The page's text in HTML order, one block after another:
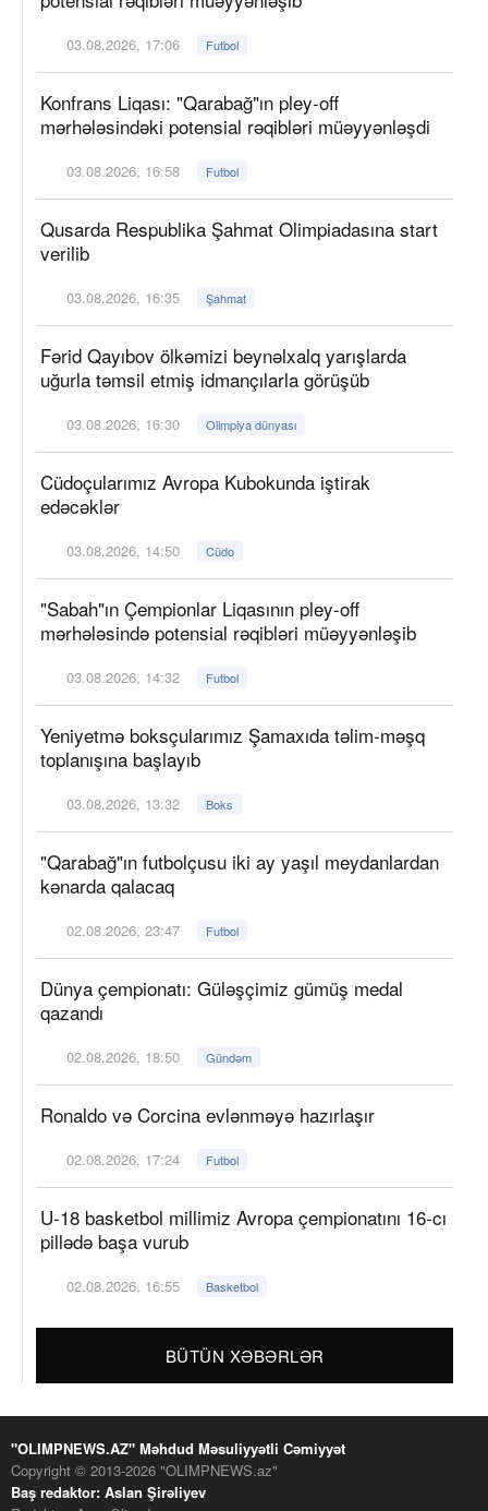
03.08.2026, 17:06 Futbol
Konfrans Liqası: "Qarabağ"ın pley-off
mərhələsindəki potensial rəqibləri müəyyənləşdi
03.08.2026, 16:58 Futbol
Qusarda Respublika Şahmat Olimpiadasına start
verilib
03.08.2026, 16:35 Şahmat
Fərid Qayıbov ölkəmizi beynəlxalq yarışlarda
uğurla təmsil etmiş idmançılarla görüşüb
03.08.2026, 16:30 Olimpiya dünyası
Cüdoçularımız Avropa Kubokunda iştirak
edəcəklər
03.08.2026, 14:50 Cüdo
"Sabah"ın Çempionlar Liqasının pley-off
mərhələsində potensial rəqibləri müəyyənləşib
03.08.2026, 14:32 Futbol
Yeniyetmə boksçularımız Şamaxıda təlim-məşq
toplanışına başlayıb
03.08.2026, 13:32 Boks
"Qarabağ"ın futbolçusu iki ay yaşıl meydanlardan
kənarda qalacaq
02.08.2026, 23:47 Futbol
Dünya çempionatı: Güləşçimiz gümüş medal
qazandı
02.08.2026, 18:50 Gündəm
Ronaldo və Corcina evlənməyə hazırlaşır
02.08.2026, 17:24 Futbol
U-18 basketbol millimiz Avropa çempionatını 16-cı
pillədə başa vurub
02.08.2026, 16:55 Basketbol
BÜTÜN XƏBƏRLƏR
"OLIMPNEWS.AZ" Məhdud Məsuliyyətli Cəmiyyət
Copyright © 2013-2026 "OLIMPNEWS.az"
Baş redaktor: Aslan Şirəliyev